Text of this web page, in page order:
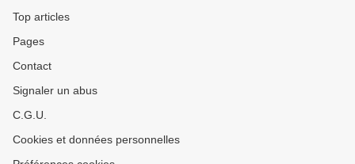
Top articles
Pages
Contact
Signaler un abus
C.G.U.
Cookies et données personnelles